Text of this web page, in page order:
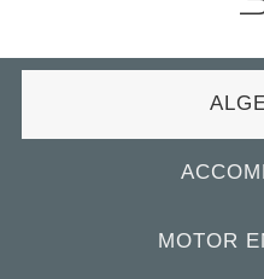
MOTOR